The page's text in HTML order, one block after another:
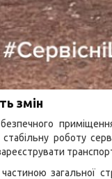
змін
стабільну роботу
частиною загальної